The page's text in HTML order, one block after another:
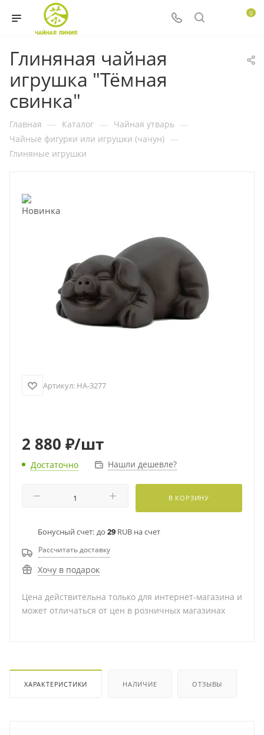
0
Глиняная чайная
игрушка "Тёмная
свинка"
Главная — Каталог — Чайная утварь —
Чайные фигурки или игрушки (чачун) —
Глиняные игрушки
Артикул: HA-3277
2 880 ₽/шт
Достаточно Нашли дешевле?
В КОРЗИНУ
Бонусный счет: до 29 RUB на счет
Рассчитать доставку
Хочу в подарок
Цена действительна только для интернет-магазина и
может отличаться от цен в розничных магазинах
ХАРАКТЕРИСТИКИ НАЛИЧИЕ ОТЗЫВЫ